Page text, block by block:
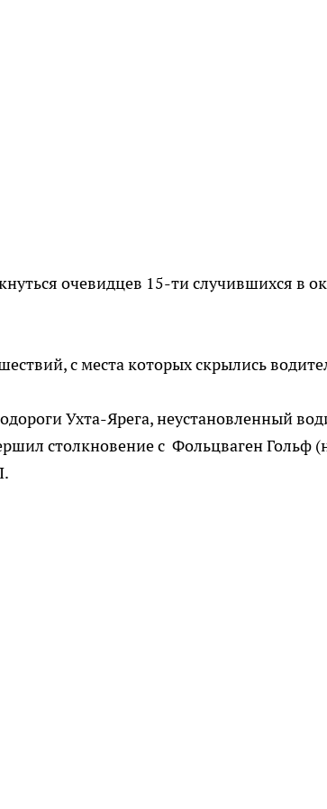
очевидцев 15-ти случившихся в
с места которых скрылись
Ухта-Ярега, неустановленный
столкновение с Фольцваген Гольф